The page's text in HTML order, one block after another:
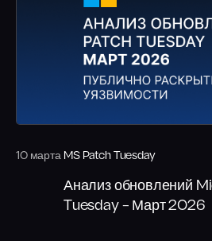
10 марта MS Patch Tuesday
Анализ обновлений
Tuesday – Март 2026